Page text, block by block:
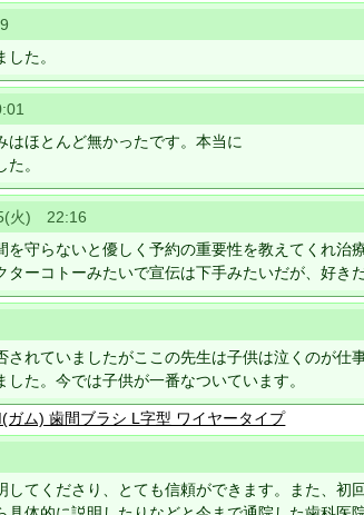
た。
ほとんど無かったです。本当に
。
火) 22:16
守らないと優しく予約の重要性を教えてくれ治
ーコトーみたいで宣伝は下手みたいだが、好きだ
れていましたがここの先生は子供は泣くのが仕
た。今では子供が一番なついています。
ガム) 歯間ブラシ L字型 ワイヤータイプ
てくださり、とても信頼ができます。また、初